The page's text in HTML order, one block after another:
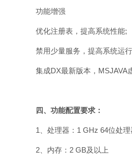
功能增强
优化注册表，提高系统性能;
禁用少量服务，提高系统运
集成DX最新版本，MSJAVA
四、功能配置要求：
1、处理器：1 GHz 64位处理
2、内存：2 GB及以上